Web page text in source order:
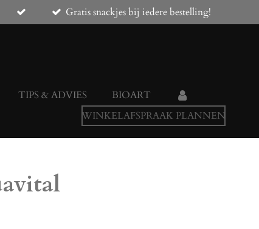
Gratis snackjes bij iedere bestelling!
TIPS & ADVIES
BIOART
WINKELAFSPRAAK PLANNEN